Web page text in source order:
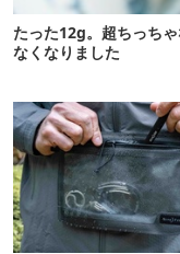
たった12g。超ちっち
なくなりました